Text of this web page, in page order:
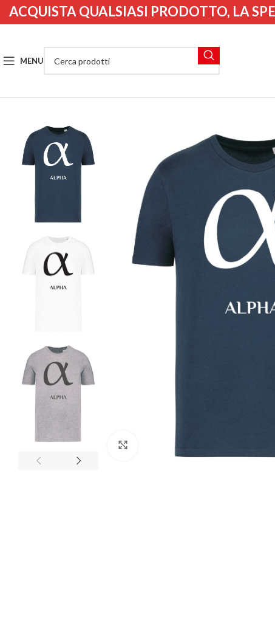
MENU
Clicca per ingrandire
ACQUISTA QUALSIASI PRODOTTO, LA